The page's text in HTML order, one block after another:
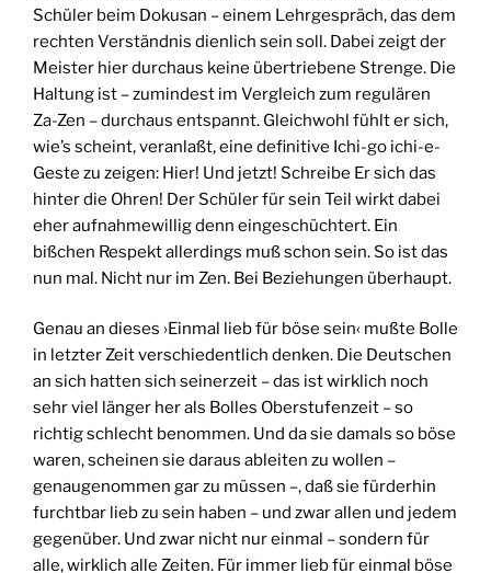
Schüler beim Dokusan – einem Lehrgespräch, das dem
rechten Verständnis dienlich sein soll. Dabei zeigt der
Meister hier durchaus keine übertriebene Strenge. Die
Haltung ist – zumindest im Vergleich zum regulären
Za-Zen – durchaus entspannt. Gleichwohl fühlt er sich,
wie’s scheint, veranlaßt, eine definitive Ichi-go ichi-e-
Geste zu zeigen: Hier! Und jetzt! Schreibe Er sich das
hinter die Ohren! Der Schüler für sein Teil wirkt dabei
eher aufnahmewillig denn eingeschüchtert. Ein
bißchen Respekt allerdings muß schon sein. So ist das
nun mal. Nicht nur im Zen. Bei Beziehungen überhaupt.
Genau an dieses ›Einmal lieb für böse sein‹ mußte Bolle
in letzter Zeit verschiedentlich denken. Die Deutschen
an sich hatten sich seinerzeit – das ist wirklich noch
sehr viel länger her als Bolles Oberstufenzeit – so
richtig schlecht benommen. Und da sie damals so böse
waren, scheinen sie daraus ableiten zu wollen –
genaugenommen gar zu müssen –, daß sie fürderhin
furchtbar lieb zu sein haben – und zwar allen und jedem
gegenüber. Und zwar nicht nur einmal – sondern für
alle, wirklich alle Zeiten. Für immer lieb für einmal böse